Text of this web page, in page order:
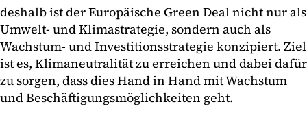
deshalb ist der Europäische Green Deal nicht nur als
Umwelt- und Klimastrategie, sondern auch als
Wachstum- und Investitionsstrategie konzipiert. Ziel
ist es, Klimaneutralität zu erreichen und dabei dafür
zu sorgen, dass dies Hand in Hand mit Wachstum
und Beschäftigungsmöglichkeiten geht.